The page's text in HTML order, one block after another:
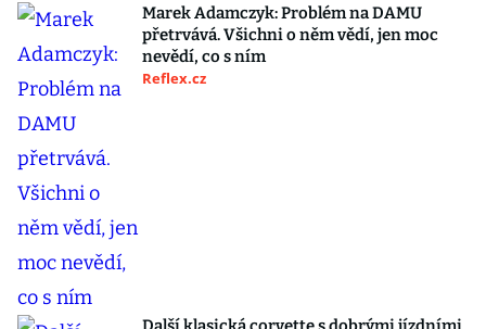
Marek Adamczyk: Problém na DAMU
přetrvává. Všichni o něm vědí, jen moc
nevědí, co s ním
Reflex.cz